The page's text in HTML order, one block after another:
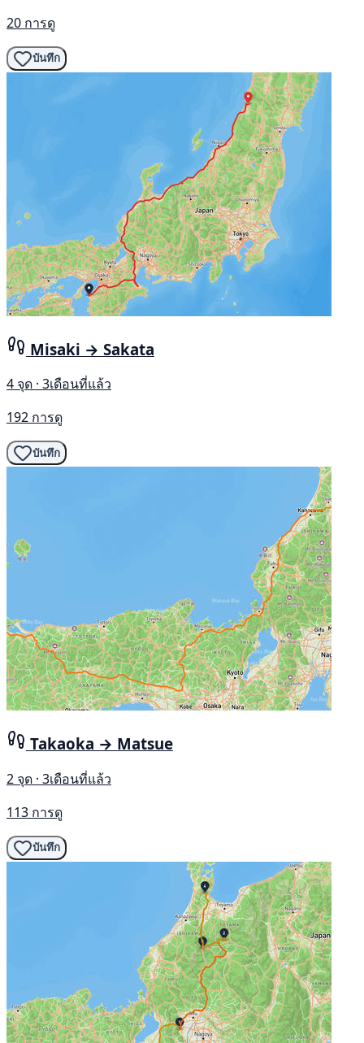
20 การดู
บันทึก
Misaki → Sakata
4 จุด · 3เดือนที่แล้ว
192 การดู
บันทึก
Takaoka → Matsue
2 จุด · 3เดือนที่แล้ว
113 การดู
บันทึก